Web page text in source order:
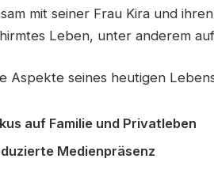
mit seiner Frau Kira und
Leben, unter anderem
Aspekte seines heutigen
auf Familie und Privatleben
Medienpräsenz